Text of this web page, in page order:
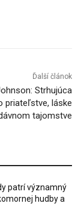
Ďalší článok
Strhujúca
priateľstve, láske
tajomstve
patrí významný
hudby a